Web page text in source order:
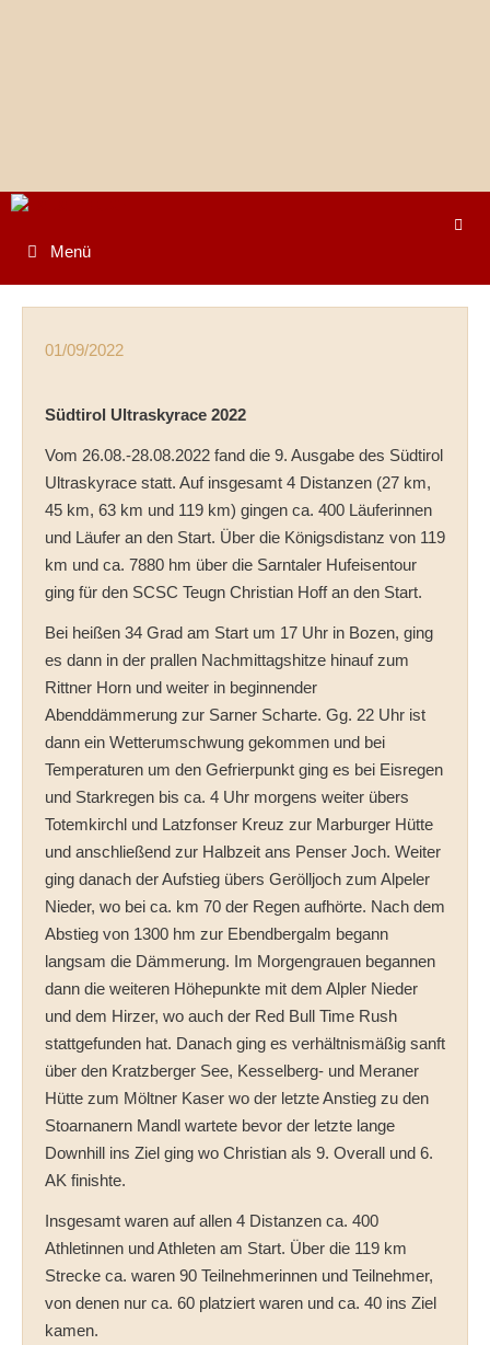
Menü
01/09/2022
Südtirol Ultraskyrace 2022
Vom 26.08.-28.08.2022 fand die 9. Ausgabe des Südtirol
Ultraskyrace statt. Auf insgesamt 4 Distanzen (27 km,
45 km, 63 km und 119 km) gingen ca. 400 Läuferinnen
und Läufer an den Start. Über die Königsdistanz von 119
km und ca. 7880 hm über die Sarntaler Hufeisentour
ging für den SCSC Teugn Christian Hoff an den Start.
Bei heißen 34 Grad am Start um 17 Uhr in Bozen, ging
es dann in der prallen Nachmittagshitze hinauf zum
Rittner Horn und weiter in beginnender
Abenddämmerung zur Sarner Scharte. Gg. 22 Uhr ist
dann ein Wetterumschwung gekommen und bei
Temperaturen um den Gefrierpunkt ging es bei Eisregen
und Starkregen bis ca. 4 Uhr morgens weiter übers
Totemkirchl und Latzfonser Kreuz zur Marburger Hütte
und anschließend zur Halbzeit ans Penser Joch. Weiter
ging danach der Aufstieg übers Gerölljoch zum Alpeler
Nieder, wo bei ca. km 70 der Regen aufhörte. Nach dem
Abstieg von 1300 hm zur Ebendbergalm begann
langsam die Dämmerung. Im Morgengrauen begannen
dann die weiteren Höhepunkte mit dem Alpler Nieder
und dem Hirzer, wo auch der Red Bull Time Rush
stattgefunden hat. Danach ging es verhältnismäßig sanft
über den Kratzberger See, Kesselberg- und Meraner
Hütte zum Möltner Kaser wo der letzte Anstieg zu den
Stoarnanern Mandl wartete bevor der letzte lange
Downhill ins Ziel ging wo Christian als 9. Overall und 6.
AK finishte.
Insgesamt waren auf allen 4 Distanzen ca. 400
Athletinnen und Athleten am Start. Über die 119 km
Strecke ca. waren 90 Teilnehmerinnen und Teilnehmer,
von denen nur ca. 60 platziert waren und ca. 40 ins Ziel
kamen.